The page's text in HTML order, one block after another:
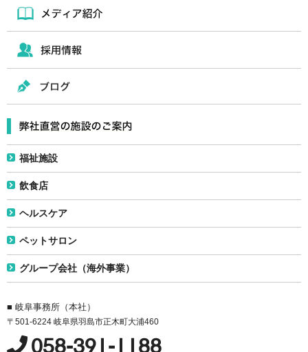
福祉施設
飲食店
ヘルスケア
ペットサロン
グループ会社（海外事業）
■ 岐阜事務所（本社）
〒501-6224 岐阜県羽島市正木町大浦460
058-391-1188